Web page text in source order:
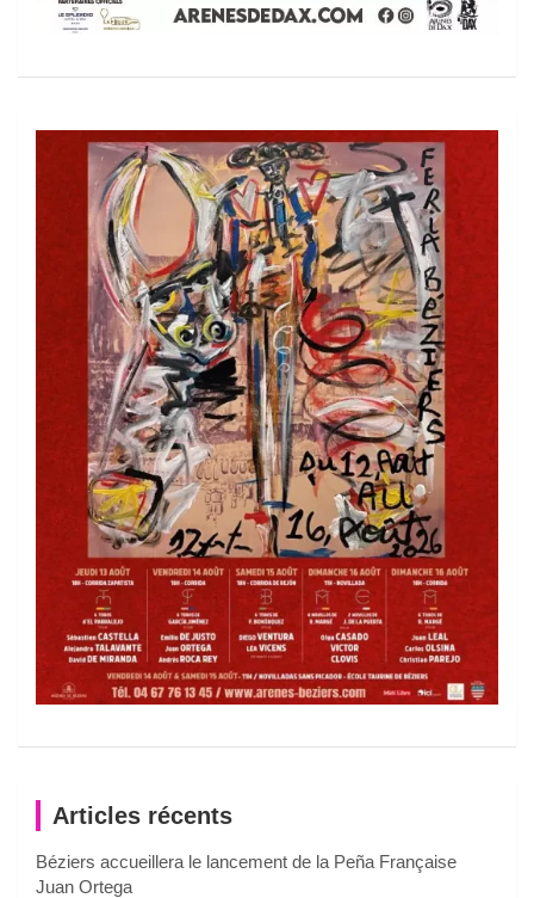
Articles récents
Béziers accueillera le lancement de la Peña Française
Juan Ortega